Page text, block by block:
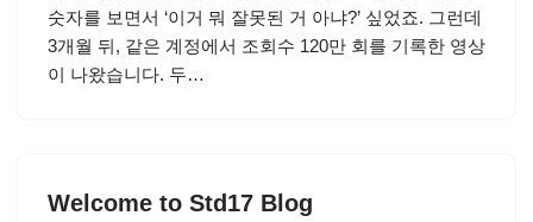
숫자를 보면서 ‘이거 뭐 잘못된 거 아냐?’ 싶었죠. 그런데
3개월 뒤, 같은 계정에서 조회수 120만 회를 기록한 영상
이 나왔습니다. 두…
Welcome to Std17 Blog